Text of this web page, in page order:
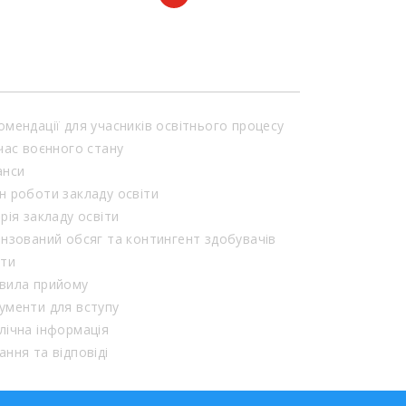
для учасників освітнього процесу
воєнного стану
роботи закладу освіти
закладу освіти
обсяг та контингент здобувачів
прийому
для вступу
інформація
та відповіді